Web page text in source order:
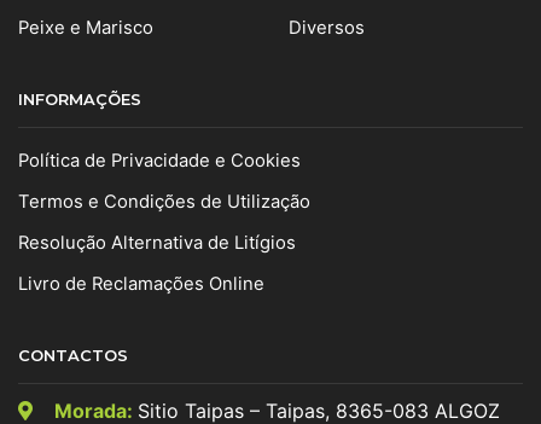
Peixe e Marisco
Diversos
INFORMAÇÕES
Política de Privacidade e Cookies
Termos e Condições de Utilização
Resolução Alternativa de Litígios
Livro de Reclamações Online
CONTACTOS
Morada: Sitio Taipas – Taipas, 8365-083 ALGOZ